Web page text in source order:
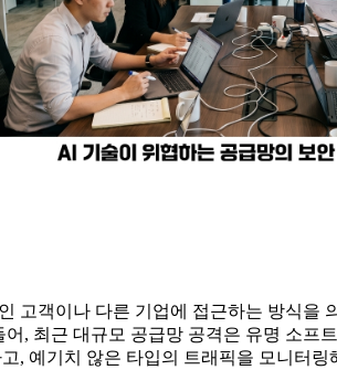
고객이나 다른 기업에 접근하는 방식
, 최근 대규모 공급망 공격은 유명 소
, 예기치 않은 타입의 트래픽을 모니터링